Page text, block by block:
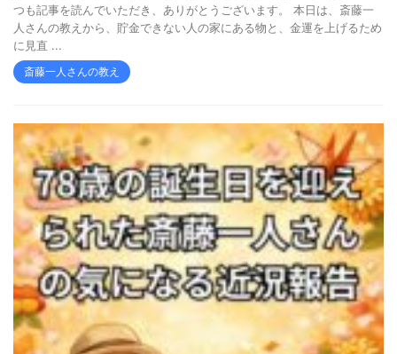
つも記事を読んでいただき、ありがとうございます。 本日は、斎藤一
人さんの教えから、貯金できない人の家にある物と、金運を上げるため
に見直 ...
斎藤一人さんの教え